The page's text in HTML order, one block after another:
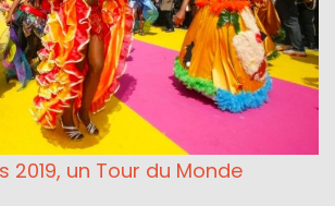
2019, un Tour du Monde